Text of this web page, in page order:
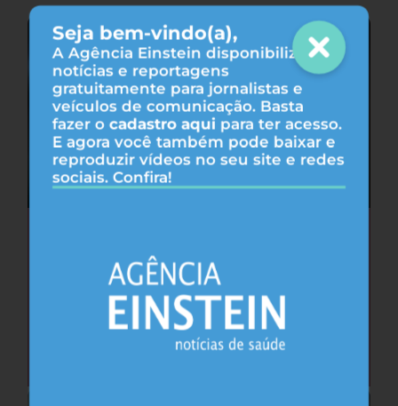
Seja bem-vindo(a),
A Agência Einstein disponibiliza
notícias e reportagens
gratuitamente para jornalistas e
veículos de comunicação. Basta
fazer o cadastro aqui para ter acesso.
E agora você também pode baixar e
reproduzir vídeos no seu site e redes
sociais. Confira!
privação do sono, sugere estudo